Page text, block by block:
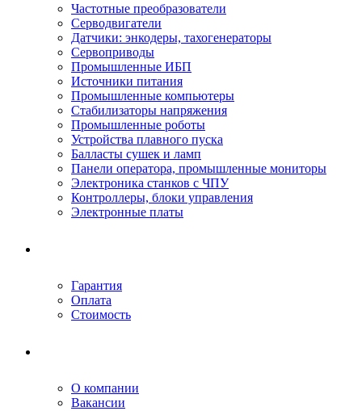
Частотные преобразователи
Серводвигатели
Датчики: энкодеры, тахогенераторы
Сервоприводы
Промышленные ИБП
Источники питания
Промышленные компьютеры
Стабилизаторы напряжения
Промышленные роботы
Устройства плавного пуска
Балласты сушек и ламп
Панели оператора, промышленные мониторы
Электроника станков с ЧПУ
Контроллеры, блоки управления
Электронные платы
Гарантия
Оплата
Стоимость
О компании
Вакансии